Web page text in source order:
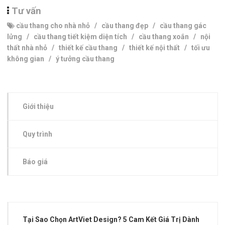
Tư vấn
cầu thang cho nhà nhỏ / cầu thang đẹp / cầu thang gác
lửng / cầu thang tiết kiệm diện tích / cầu thang xoắn / nội
thất nhà nhỏ /thiết kế cầu thang /thiết kế nội thất /tối ưu
không gian /ý tưởng cầu thang
Giới thiệu
Quy trình
Báo giá
Tại Sao Chọn ArtViet Design? 5 Cam Kết Giá Trị Dành